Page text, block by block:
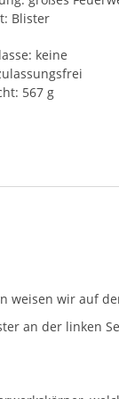
Blister
keine
567 g
weisen wir auf
an der linken